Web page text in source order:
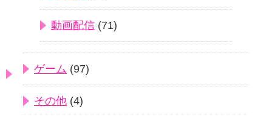
動画配信 (71)
ゲーム (97)
その他 (4)